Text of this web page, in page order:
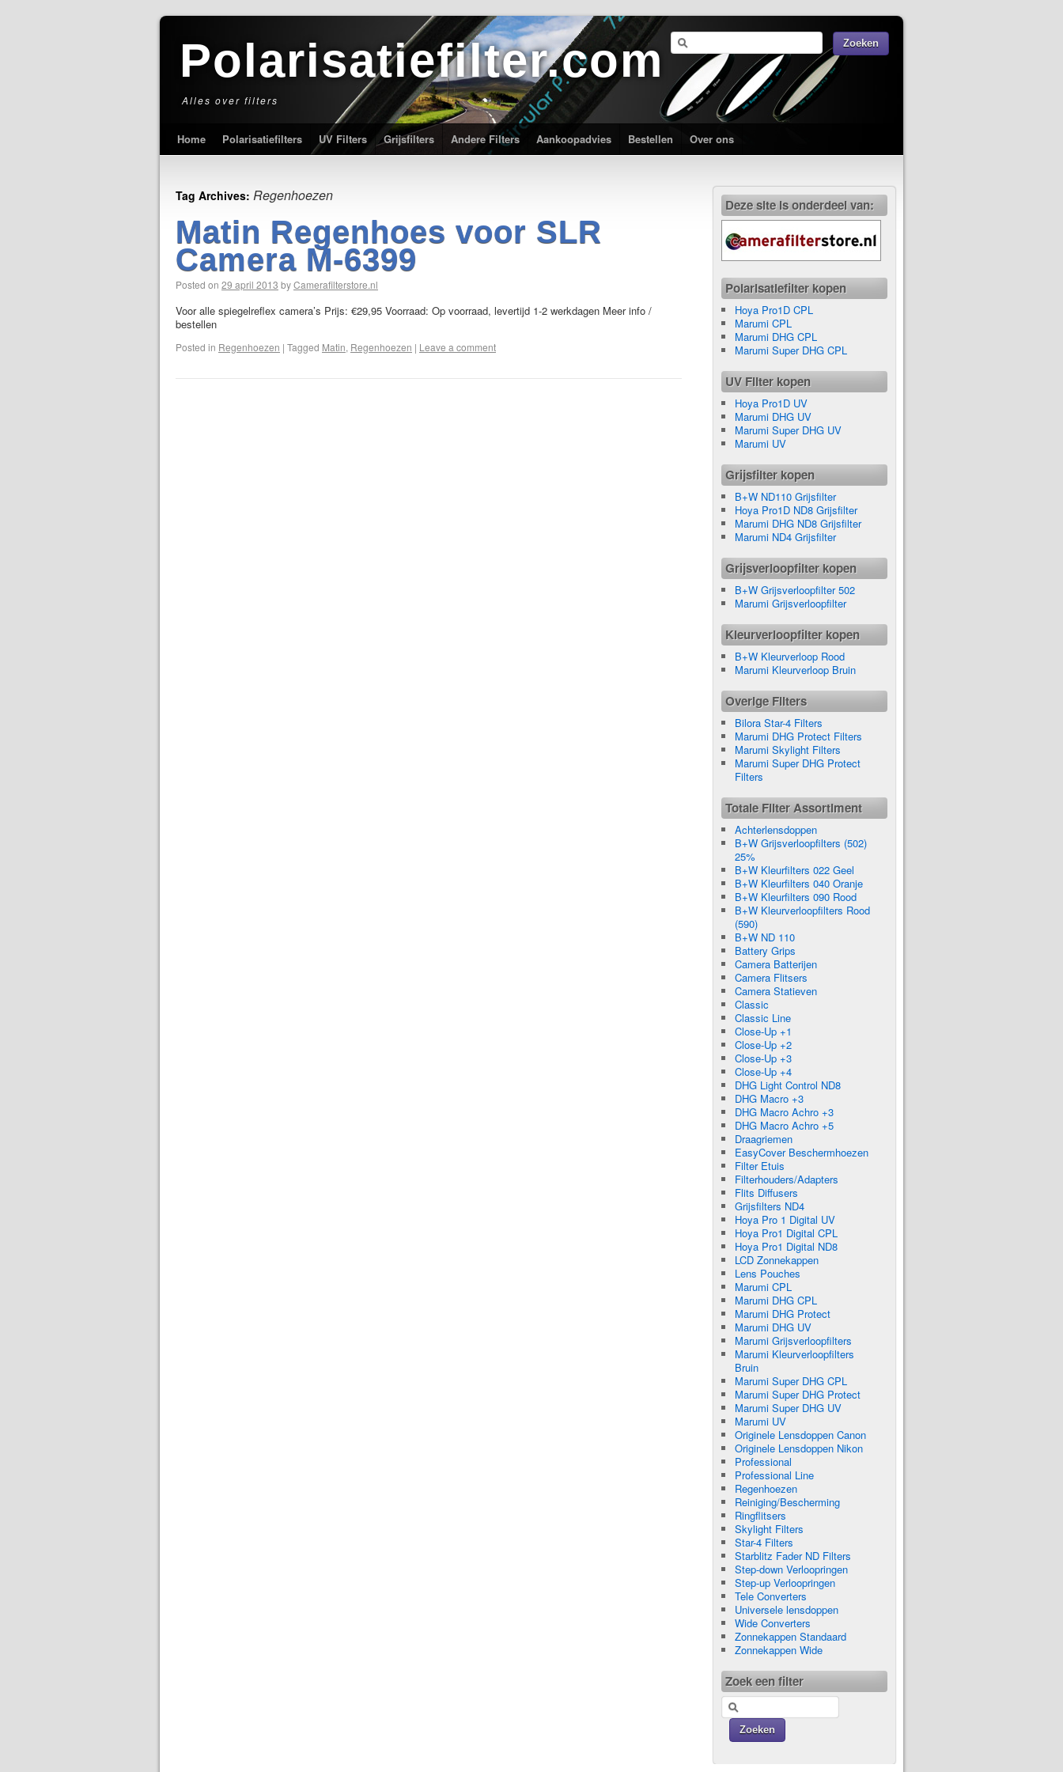
Polarisatiefilter.com
Alles over filters
Home Polarisatiefilters UV Filters Grijsfilters Andere Filters Aankoopadvies Bestellen Over ons
Tag Archives: Regenhoezen
Matin Regenhoes voor SLR
Camera M-6399
Posted on 29 april 2013 byCamerafilterstore.nl
Voor alle spiegelreflex camera’s Prijs: €29,95 Voorraad: Op voorraad, levertijd 1-2 werkdagen Meer info /
bestellen
Posted in Regenhoezen | Tagged Matin, Regenhoezen | Leave a comment
Deze site is onderdeel van:
Polarisatiefilter kopen
Hoya Pro1D CPL
Marumi CPL
Marumi DHG CPL
Marumi Super DHG CPL
UV Filter kopen
Hoya Pro1D UV
Marumi DHG UV
Marumi Super DHG UV
Marumi UV
Grijsfilter kopen
B+W ND110 Grijsfilter
Hoya Pro1D ND8 Grijsfilter
Marumi DHG ND8 Grijsfilter
Marumi ND4 Grijsfilter
Grijsverloopfilter kopen
B+W Grijsverloopfilter 502
Marumi Grijsverloopfilter
Kleurverloopfilter kopen
B+W Kleurverloop Rood
Marumi Kleurverloop Bruin
Overige Filters
Bilora Star-4 Filters
Marumi DHG Protect Filters
Marumi Skylight Filters
Marumi Super DHG Protect
Filters
Totale Filter Assortiment
Achterlensdoppen
B+W Grijsverloopfilters (502)
25%
B+W Kleurfilters 022 Geel
B+W Kleurfilters 040 Oranje
B+W Kleurfilters 090 Rood
B+W Kleurverloopfilters Rood
(590)
B+W ND 110
Battery Grips
Camera Batterijen
Camera Flitsers
Camera Statieven
Classic
Classic Line
Close-Up +1
Close-Up +2
Close-Up +3
Close-Up +4
DHG Light Control ND8
DHG Macro +3
DHG Macro Achro +3
DHG Macro Achro +5
Draagriemen
EasyCover Beschermhoezen
Filter Etuis
Filterhouders/Adapters
Flits Diffusers
Grijsfilters ND4
Hoya Pro 1 Digital UV
Hoya Pro1 Digital CPL
Hoya Pro1 Digital ND8
LCD Zonnekappen
Lens Pouches
Marumi CPL
Marumi DHG CPL
Marumi DHG Protect
Marumi DHG UV
Marumi Grijsverloopfilters
Marumi Kleurverloopfilters
Bruin
Marumi Super DHG CPL
Marumi Super DHG Protect
Marumi Super DHG UV
Marumi UV
Originele Lensdoppen Canon
Originele Lensdoppen Nikon
Professional
Professional Line
Regenhoezen
Reiniging/Bescherming
Ringflitsers
Skylight Filters
Star-4 Filters
Starblitz Fader ND Filters
Step-down Verloopringen
Step-up Verloopringen
Tele Converters
Universele lensdoppen
Wide Converters
Zonnekappen Standaard
Zonnekappen Wide
Zoek een filter